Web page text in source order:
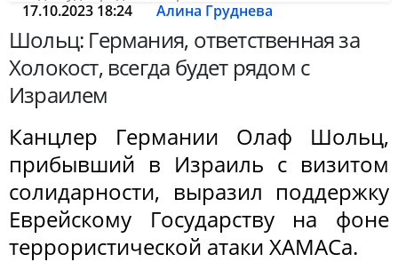
17.10.2023 18:24 Алина Груднева
Шольц: Германия, ответственная за
Холокост, всегда будет рядом с
Израилем
Канцлер Германии Олаф Шольц,
прибывший в Израиль с визитом
солидарности, выразил поддержку
Еврейскому Государству на фоне
террористической атаки ХАМАСа.